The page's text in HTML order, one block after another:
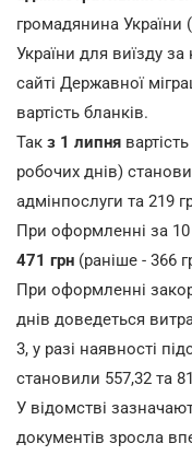
громадянина України
України для виїзду
сайті Державної
вартість бланків.
Так з 1 липня
робочих днів)
адмінпослуги та 219
При оформленні за 10
471 грн (раніше - 366
При оформленні
днів доведеться
3, у разі наявності
становили 557,32 та
У відомстві
документів зросла